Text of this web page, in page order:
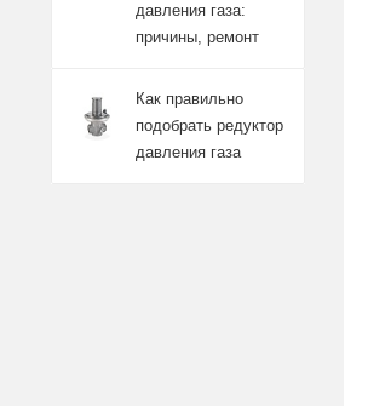
давления газа:
причины, ремонт
Как правильно
подобрать редуктор
давления газа